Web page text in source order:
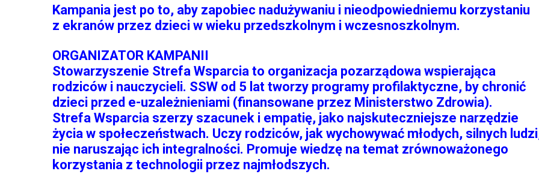
Kampania jest po to, aby zapobiec nadużywaniu i nieodpowiedniemu korzystaniu
z ekranów przez dzieci w wieku przedszkolnym i wczesnoszkolnym.
ORGANIZATOR KAMPANII
Stowarzyszenie Strefa Wsparcia to organizacja pozarządowa wspierająca
rodziców i nauczycieli. SSW od 5 lat tworzy programy profilaktyczne, by chronić
dzieci przed e-uzależnieniami (finansowane przez Ministerstwo Zdrowia).
Strefa Wsparcia szerzy szacunek i empatię, jako najskuteczniejsze narzędzie
życia w społeczeństwach. Uczy rodziców, jak wychowywać młodych, silnych
nie naruszając ich integralności. Promuje wiedzę na temat zrównoważonego
korzystania z technologii przez najmłodszych.